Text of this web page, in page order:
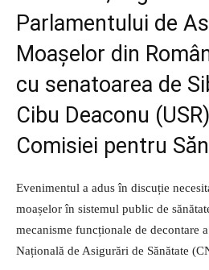
Parlamentului de
Moașelor din
cu senatoarea de
Cibu Deaconu
Comisiei pentru
Evenimentul a adus în discuție
moașelor în sistemul public de
mecanisme funcționale de decontare
Națională de Asigurări de Sănătate